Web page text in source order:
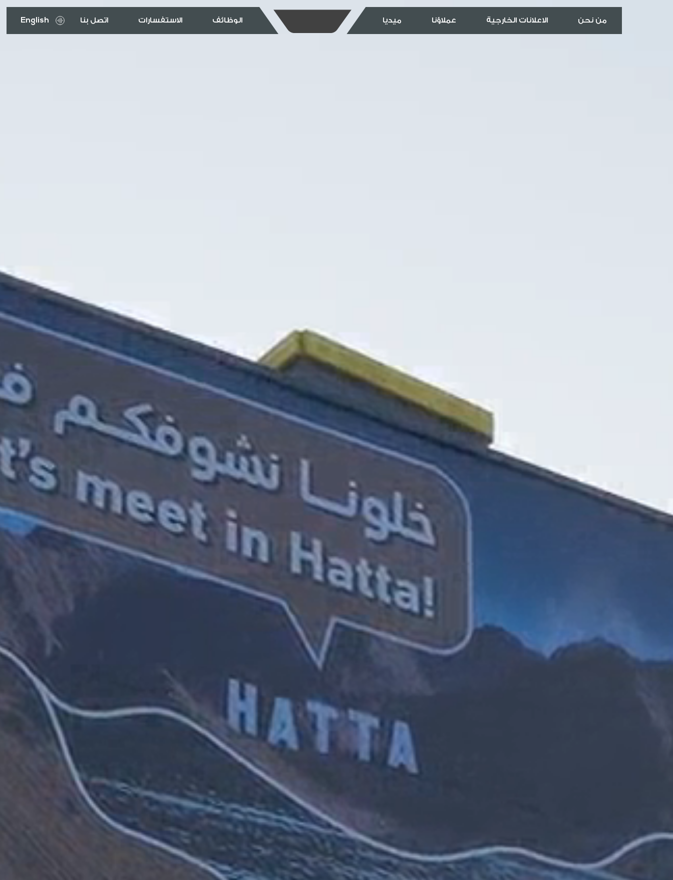
من نحن الاعلانات الخارجية عملاؤنا ميديا الوظائف الاستفسارات اتصل بنا English